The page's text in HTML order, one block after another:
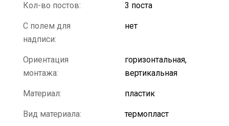
Кол-во постов: 3 поста
С полем для
надписи:
нет
Ориентация
монтажа:
горизонтальная,
вертикальная
Материал: пластик
Вид материала: термопласт